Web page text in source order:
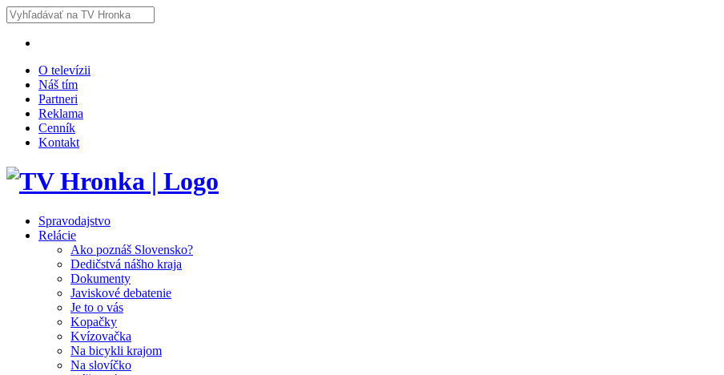
O televízii
Náš tím
Partneri
Reklama
Cenník
Kontakt
Spravodajstvo
Relácie
Ako poznáš Slovensko?
Dedičstvá nášho kraja
Dokumenty
Javiskové debatenie
Je to o vás
Kopačky
Kvízovačka
Na bicykli krajom
Na slovíčko